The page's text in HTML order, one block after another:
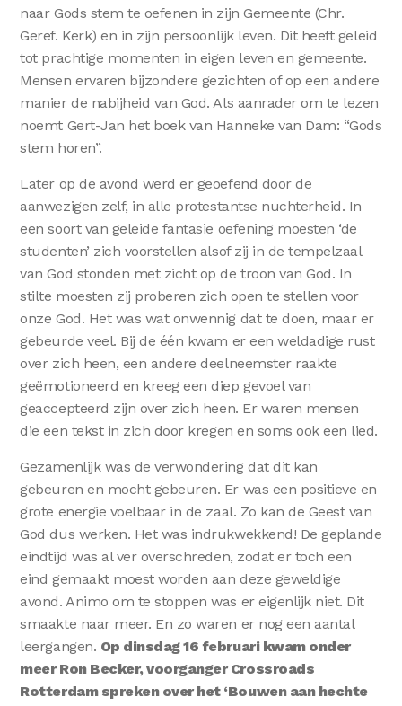
naar Gods stem te oefenen in zijn Gemeente (Chr.
Geref. Kerk) en in zijn persoonlijk leven. Dit heeft geleid
tot prachtige momenten in eigen leven en gemeente.
Mensen ervaren bijzondere gezichten of op een andere
manier de nabijheid van God. Als aanrader om te lezen
noemt Gert-Jan het boek van Hanneke van Dam: “Gods
stem horen”.
Later op de avond werd er geoefend door de
aanwezigen zelf, in alle protestantse nuchterheid. In
een soort van geleide fantasie oefening moesten ‘de
studenten’ zich voorstellen alsof zij in de tempelzaal
van God stonden met zicht op de troon van God. In
stilte moesten zij proberen zich open te stellen voor
onze God. Het was wat onwennig dat te doen, maar er
gebeurde veel. Bij de één kwam er een weldadige rust
over zich heen, een andere deelneemster raakte
geëmotioneerd en kreeg een diep gevoel van
geaccepteerd zijn over zich heen. Er waren mensen
die een tekst in zich door kregen en soms ook een lied.
Gezamenlijk was de verwondering dat dit kan
gebeuren en mocht gebeuren. Er was een positieve en
grote energie voelbaar in de zaal. Zo kan de Geest van
God dus werken. Het was indrukwekkend! De geplande
eindtijd was al ver overschreden, zodat er toch een
eind gemaakt moest worden aan deze geweldige
avond. Animo om te stoppen was er eigenlijk niet. Dit
smaakte naar meer. En zo waren er nog een aantal
leergangen. Op dinsdag 16 februari kwam onder
meer Ron Becker, voorganger Crossroads
Rotterdam spreken over het ‘Bouwen aan hechte